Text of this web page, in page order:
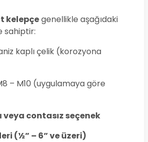
kelepçegenellikle aşağıdaki
sahiptir:
kaplı çelik (korozyona
– M10 (uygulamaya göre
veya contasız seçenek
(½” – 6” ve üzeri)